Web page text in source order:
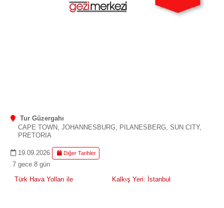
Tur Güzergahı
CAPE TOWN, JOHANNESBURG, PILANESBERG, SUN CITY,
PRETORIA
19.09.2026 Diğer Tarihler
7 gece 8 gün
Türk Hava Yolları ile
Kalkış Yeri: İstanbul